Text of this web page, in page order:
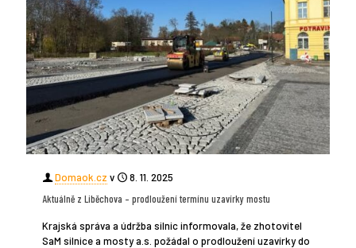
Domaok.cz v
8. 11. 2025
Aktuálně z Liběchova – prodloužení termínu uzavírky mostu
Krajská správa a údržba silnic informovala, že zhotovitel
SaM silnice a mosty a.s. požádal o prodloužení uzavírky do